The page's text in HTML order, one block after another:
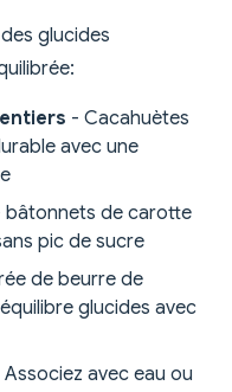
glucides
- Cacahuètes
avec une
bâtonnets de carotte
pic de sucre
de beurre de
glucides avec
Associez avec eau ou